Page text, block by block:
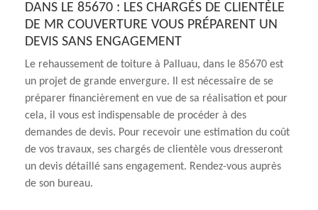
DANS LE 85670 : LES CHARGÉS DE CLIENTÈLE
DE MR COUVERTURE VOUS PRÉPARENT UN
DEVIS SANS ENGAGEMENT
Le rehaussement de toiture à Palluau, dans le 85670 est
un projet de grande envergure. Il est nécessaire de se
préparer financièrement en vue de sa réalisation et pour
cela, il vous est indispensable de procéder à des
demandes de devis. Pour recevoir une estimation du coût
de vos travaux, ses chargés de clientèle vous dresseront
un devis détaillé sans engagement. Rendez-vous auprès
de son bureau.